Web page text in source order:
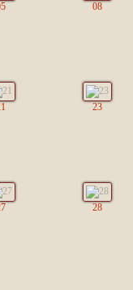
08
23
28